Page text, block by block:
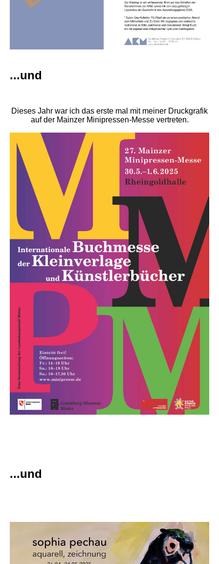
...und
Dieses Jahr war ich das erste mal mit meiner Druckgrafik
auf der Mainzer Minipressen-Messe vertreten.
...und